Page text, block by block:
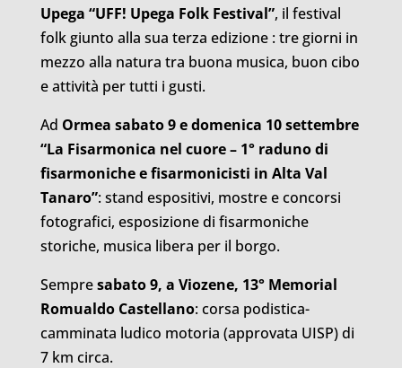
Upega “UFF! Upega Folk Festival”, il festival
folk giunto alla sua terza edizione : tre giorni in
mezzo alla natura tra buona musica, buon cibo
e attività per tutti i gusti.
Ad Ormea sabato 9 e domenica 10 settembre
“La Fisarmonica nel cuore – 1° raduno di
fisarmoniche e fisarmonicisti in Alta Val
Tanaro”: stand espositivi, mostre e concorsi
fotografici, esposizione di fisarmoniche
storiche, musica libera per il borgo.
Sempresabato 9, a Viozene, 13° Memorial
Romualdo Castellano: corsa podistica-
camminata ludico motoria (approvata UISP) di
7 km circa.